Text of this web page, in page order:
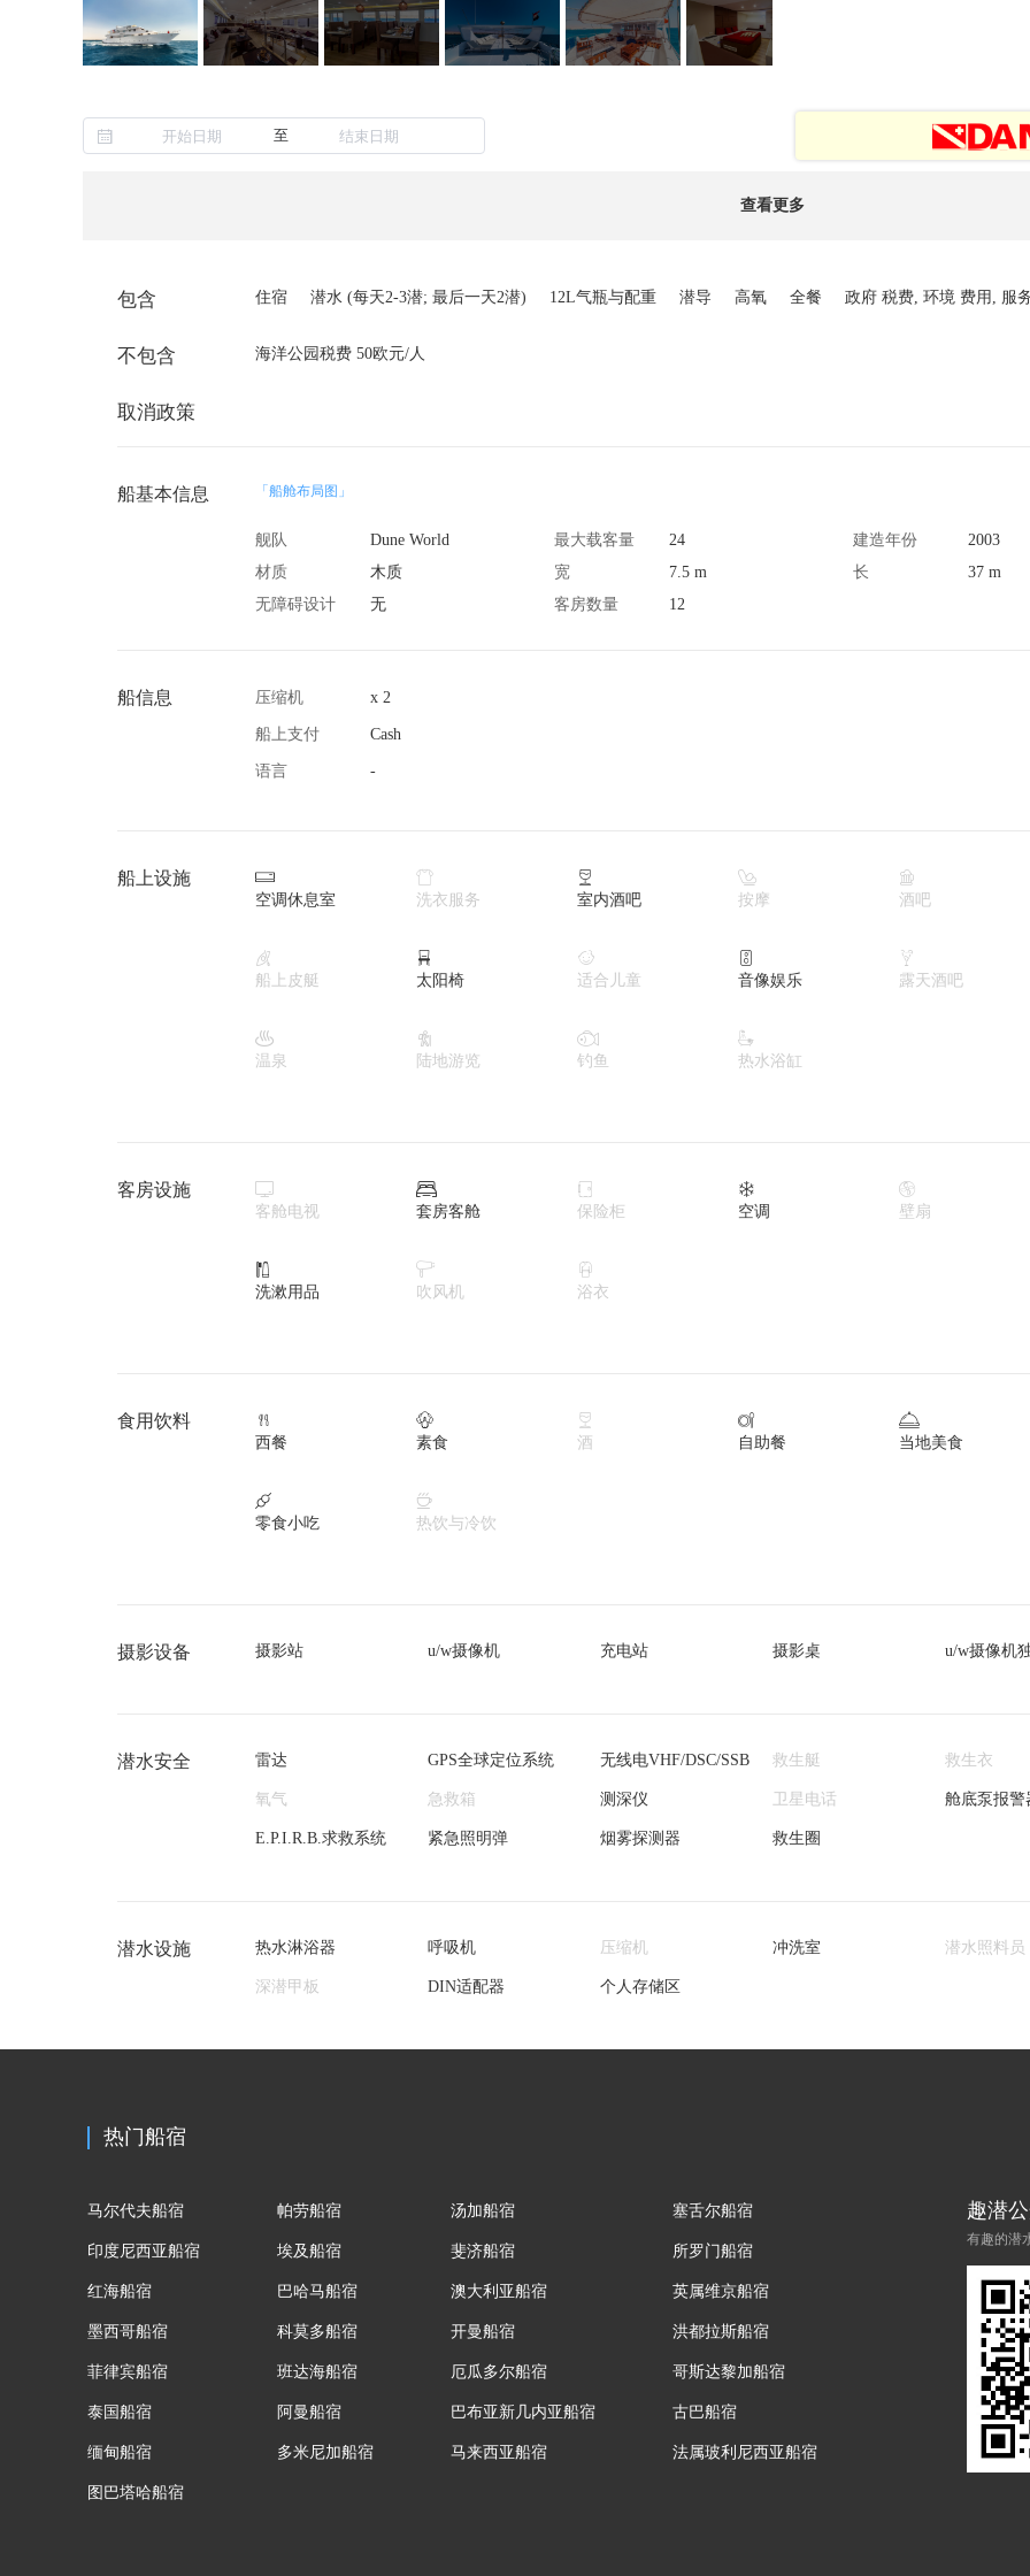
至
查看更多
包含 住宿 潜水 (每天2-3潜; 最后一天2潜) 12L气瓶与配重 潜导 高氧 全餐 政府 税费, 环境 费用, 服
不包含 海洋公园税费 50欧元/人
取消政策
船基本信息 「船舱布局图」
舰队 Dune World 最大载客量 24 建造年份
2003
材质
木质 宽 7.5 m 长
37 m
无障碍设计
无 客房数量 12
船信息 压缩机 x 2
船上支付 Cash
语言 -
船上设施 
空调休息室

洗衣服务

室内酒吧

按摩

酒吧

船上皮艇

太阳椅

适合儿童

音像娱乐

露天酒吧

温泉

陆地游览

钓鱼

热水浴缸
客房设施 
客舱电视

套房客舱

保险柜

空调

壁扇

洗漱用品

吹风机

浴衣
食用饮料 
西餐

素食

酒

自助餐

当地美食

零食小吃

热饮与冷饮
摄影设备 摄影站 u/w摄像机 充电站 摄影桌 u/w摄像机
潜水安全 雷达 GPS全球定位系统 无线电VHF/DSC/SSB 救生艇 救生衣
氧气 急救箱 测深仪 卫星电话 舱底泵报警
E.P.I.R.B.求救系统 紧急照明弹 烟雾探测器 救生圈
潜水设施 热水淋浴器 呼吸机 压缩机 冲洗室 潜水照料员
深潜甲板 DIN适配器 个人存储区
热门船宿
马尔代夫船宿
印度尼西亚船宿
红海船宿
墨西哥船宿
菲律宾船宿
泰国船宿
缅甸船宿
图巴塔哈船宿
帕劳船宿
埃及船宿
巴哈马船宿
科莫多船宿
班达海船宿
阿曼船宿
多米尼加船宿
汤加船宿
斐济船宿
澳大利亚船宿
开曼船宿
厄瓜多尔船宿
巴布亚新几内亚船宿
马来西亚船宿
塞舌尔船宿
所罗门船宿
英属维京船宿
洪都拉斯船宿
哥斯达黎加船宿
古巴船宿
法属玻利尼西亚船宿
趣潜
有趣的潜